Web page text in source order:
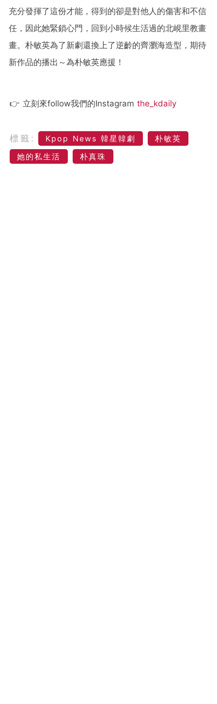
充分發揮了這份才能，得到的卻是對他人的傷害和不信
任，因此她緊鎖心門，回到小時候生活過的北峴里教畫
畫。朴敏英為了新劇還換上了逆齡的齊瀏海造型，期待
新作品的播出～為朴敏英應援！
👉 立刻來follow我們的Instagram the_kdaily
標籤: Kpop News 韓星韓劇
朴敏英
她的私生活
朴真珠